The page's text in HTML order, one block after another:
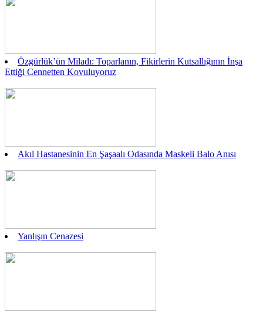
Özgürlük’ün Miladı: Toparlanın, Fikirlerin Kutsallığının İnşa
Ettiği Cennetten Kovuluyoruz
Akıl Hastanesinin En Şaşaalı Odasında Maskeli Balo Anısı
Yanlışın Cenazesi